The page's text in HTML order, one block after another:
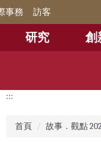
事務 訪客
研究 創
:::
首頁 故事．觀點